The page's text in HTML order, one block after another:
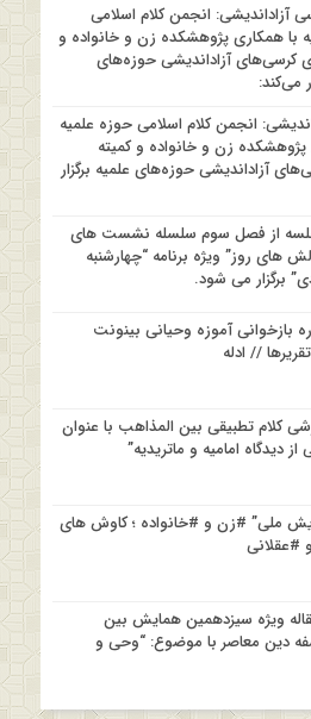
آزاداندیشی: انجمن کلام اسلامی
با همکاری پژوهشکده زن و خانواده و
کرسی‌های آزاداندیشی حوزه‌های
می‌کند:
انجمن کلام اسلامی حوزه علمیه
پژوهشکده زن و خانواده و کمیته
آزاداندیشی حوزه‌های علمیه برگزار
از فصل سوم سلسله نشست های
های روز” ویژه برنامه “چهارشنبه
برگزار می شود.
بازخوانی آموزه وحیانی بینونت
// ادله
کلام تطبیقی بین المذاهب با عنوان
دیدگاه امامیه و ماتریدیه”
ملی” #زن و #خانواده ؛ کاوش های
#عقلانی
ویژه سیزدهمین همایش بین
دین معاصر با موضوع: “وحی و